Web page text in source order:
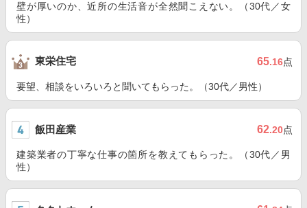
壁が厚いのか、近所の生活音が全然聞こえない。（30代／女
性）
東栄住宅 65.16点
要望、相談をいろいろと聞いてもらった。（30代／男性）
飯田産業 62.20点
建築業者の丁寧な仕事の箇所を教えてもらった。（30代／男
性）